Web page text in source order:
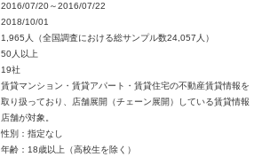
2016/07/20～2016/07/22
2018/10/01
1,965人（全国調査における総サンプル数24,057人）
50人以上
19社
賃貸マンション・賃貸アパート・賃貸住宅の不動産賃貸情報を
取り扱っており、店舗展開（チェーン展開）している賃貸情報
店舗が対象。
性別：指定なし
年齢：18歳以上（高校生を除く）